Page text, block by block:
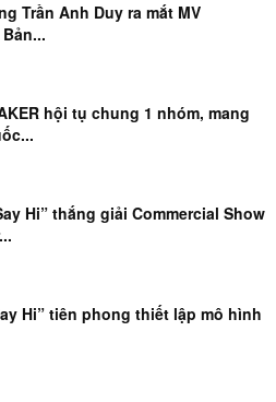
Trần Anh Duy ra mắt MV
hội tụ chung 1 nhóm, mang
Hi” thắng giải Commercial Show
Hi” tiên phong thiết lập mô hình